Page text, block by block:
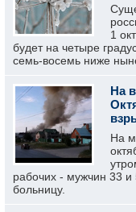
1
будет на четыре
семь-восемь ниже
На
На
рабочих - мужчин 33 и
больницу.